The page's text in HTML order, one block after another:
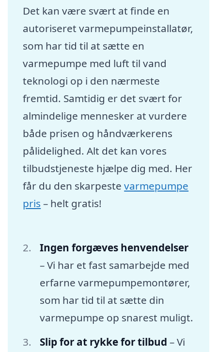
Det kan være svært at finde en
autoriseret varmepumpeinstallatør,
som har tid til at sætte en
varmepumpe med luft til vand
teknologi op i den nærmeste
fremtid. Samtidig er det svært for
almindelige mennesker at vurdere
både prisen og håndværkerens
pålidelighed. Alt det kan vores
tilbudstjeneste hjælpe dig med. Her
får du den skarpestevarmepumpe
pris – helt gratis!
Ingen forgæves henvendelser
– Vi har et fast samarbejde med
erfarne varmepumpemontører,
som har tid til at sætte din
varmepumpe op snarest muligt.
Slip for at rykke for tilbud – Vi